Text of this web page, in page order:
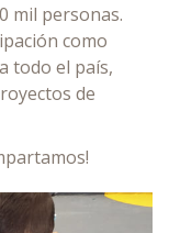
mil personas.
como
todo el país,
de